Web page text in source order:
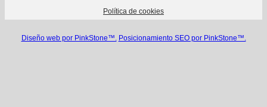
Política de cookies
Diseño web por PinkStone™. Posicionamiento SEO por PinkStone™.